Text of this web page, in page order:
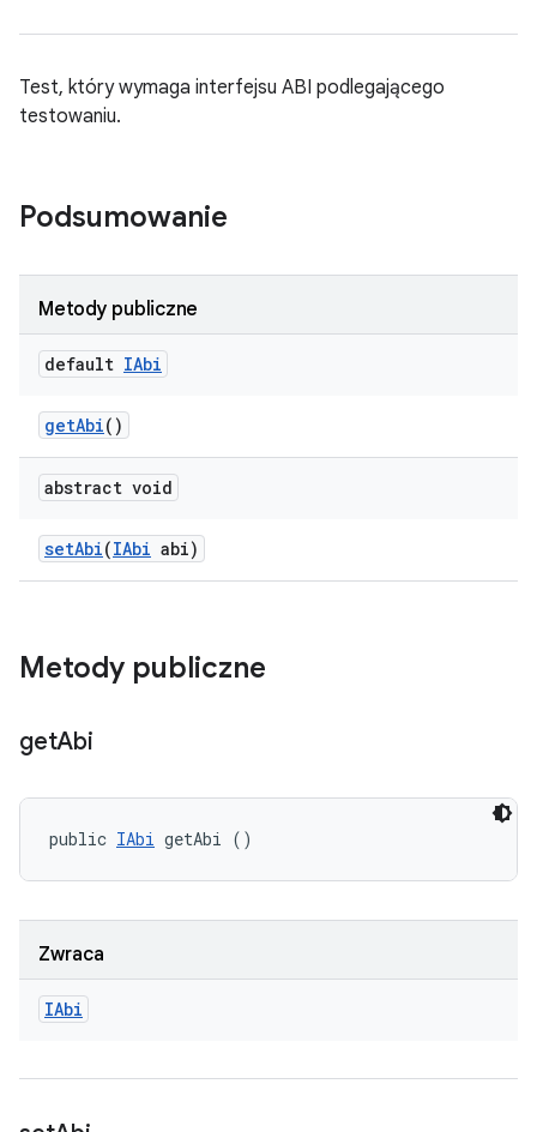
Test, który wymaga interfejsu ABI podlegającego
testowaniu.
Podsumowanie
Metody publiczne
default IAbi
getAbi()
abstract void
setAbi(IAbi abi)
Metody publiczne
getAbi
public IAbi getAbi ()
Zwraca
IAbi